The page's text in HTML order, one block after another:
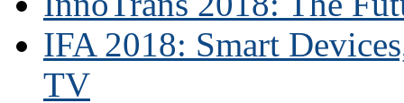
IFA 2018: Smart
TV